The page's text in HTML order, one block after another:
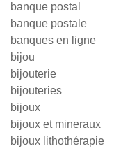
banque postal
banque postale
banques en ligne
bijou
bijouterie
bijouteries
bijoux
bijoux et mineraux
bijoux lithothérapie